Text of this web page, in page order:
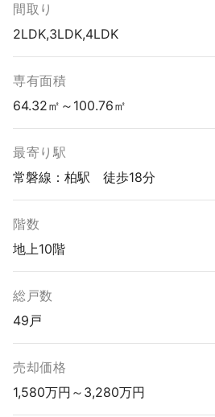
間取り
2LDK,3LDK,4LDK
専有面積
64.32㎡～100.76㎡
最寄り駅
常磐線：柏駅 徒歩18分
階数
地上10階
総戸数
49戸
売却価格
1,580万円～3,280万円